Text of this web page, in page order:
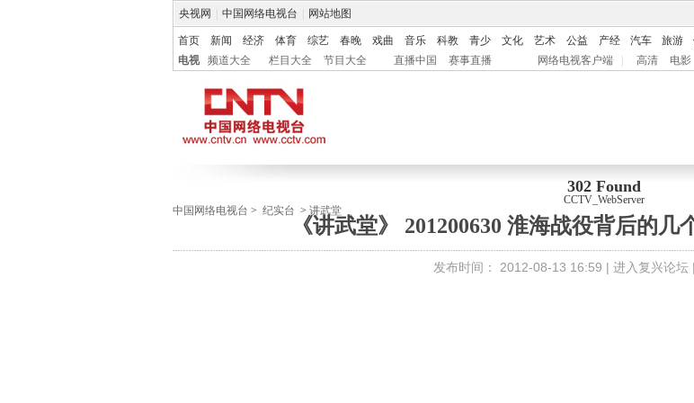
央视网 中国网络电视台 网站地图
首页 新闻 经济 体育 综艺 春晚 戏曲 音乐 科教 青少 文化 艺术 公益 产经 汽车 旅游
电视
频道大全 栏目大全 节目大全 直播中国 赛事直播 网络电视客户端 高清 电影
302 Found
CCTV_WebServer
中国网络电视台 > 纪实台 > 讲武堂
《讲武堂》 201200630 淮海战役背后的几
发布时间： 2012-08-13 16:59 | 进入复兴论坛